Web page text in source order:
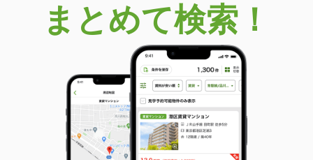
まとめて検索！